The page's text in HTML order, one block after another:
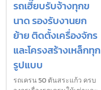
รถเฮี๊ยบรับจ้างทุกข
นาด รองรับงานยก
ย้าย ติดตั้งเครื่องจักร
และโครงสร้างเหล็กทุก
รูปแบบ
รถเครน 50 ตันสระแก้ว ครบ